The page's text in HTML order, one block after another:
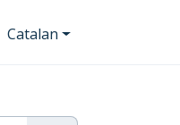
Catalan